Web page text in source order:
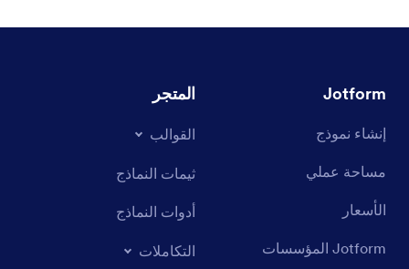
Jotform
إنشاء نموذج
مساحة عملي
الأسعار
Jotform المؤسسات
المتجر
القوالب
ثيمات النماذج
أدوات النماذج
التكاملات